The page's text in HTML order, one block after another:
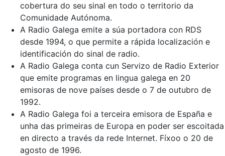
cobertura do seu sinal en todo o territorio da
Comunidade Autónoma.
A Radio Galega emite a súa portadora con RDS
desde 1994, o que permite a rápida localización e
identificación do sinal de radio.
A Radio Galega conta cun Servizo de Radio Exterior
que emite programas en lingua galega en 20
emisoras de nove países desde o 7 de outubro de
1992.
A Radio Galega foi a terceira emisora de España e
unha das primeiras de Europa en poder ser escoitada
en directo a través da rede Internet. Fíxoo o 20 de
agosto de 1996.